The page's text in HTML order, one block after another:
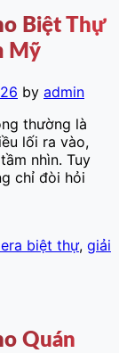
Biệt Thự
Mỹ
by admin
thường là
lối ra vào,
nhìn. Tuy
chỉ đòi hỏi
biệt thự, giải
Quán